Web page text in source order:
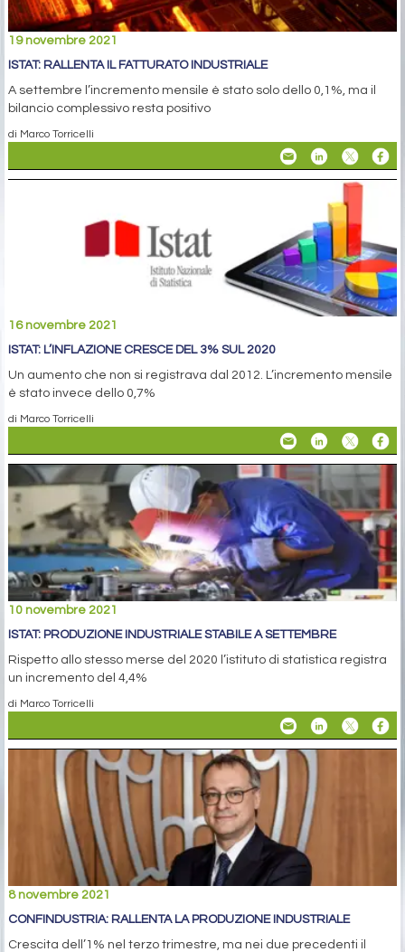
19 novembre 2021
ISTAT: RALLENTA IL FATTURATO INDUSTRIALE
A settembre l’incremento mensile è stato solo dello 0,1%, ma il
bilancio complessivo resta positivo
di Marco Torricelli
16 novembre 2021
ISTAT: L’INFLAZIONE CRESCE DEL 3% SUL 2020
Un aumento che non si registrava dal 2012. L’incremento mensile
è stato invece dello 0,7%
di Marco Torricelli
10 novembre 2021
ISTAT: PRODUZIONE INDUSTRIALE STABILE A SETTEMBRE
Rispetto allo stesso merse del 2020 l’istituto di statistica registra
un incremento del 4,4%
di Marco Torricelli
8 novembre 2021
CONFINDUSTRIA: RALLENTA LA PRODUZIONE INDUSTRIALE
Crescita dell’1% nel terzo trimestre, ma nei due precedenti il